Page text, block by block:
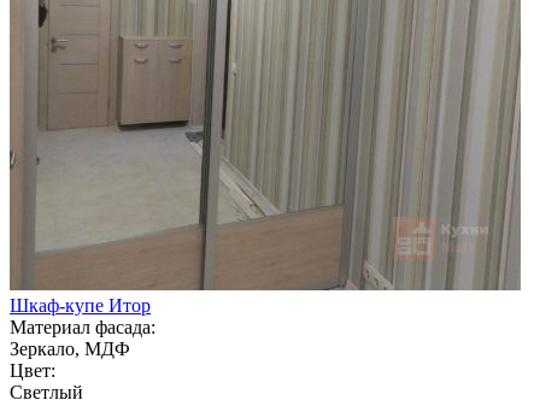
Шкаф-купе Итор
Материал фасада:
Зеркало, МДФ
Цвет:
Светлый